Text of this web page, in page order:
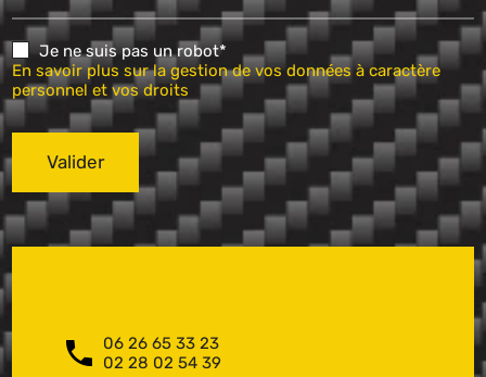
Je ne suis pas un robot*
En savoir plus sur la gestion de vos données à caractère
personnel et vos droits
Valider
06 26 65 33 23
02 28 02 54 39